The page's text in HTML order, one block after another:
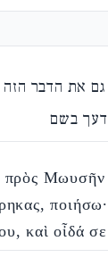
גם את הדבר
בשם
πρὸς
καὶ οἶδά